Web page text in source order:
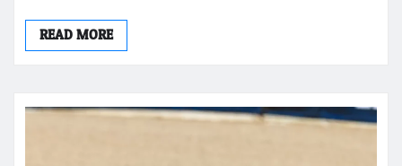
READ MORE